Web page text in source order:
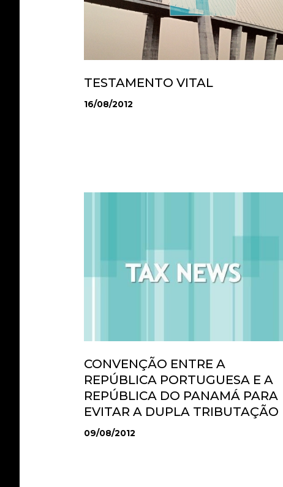
TESTAMENTO VITAL
16/08/2012
CONVENÇÃO ENTRE A
REPÚBLICA PORTUGUESA E A
REPÚBLICA DO PANAMÁ PARA
EVITAR A DUPLA TRIBUTAÇÃO
09/08/2012